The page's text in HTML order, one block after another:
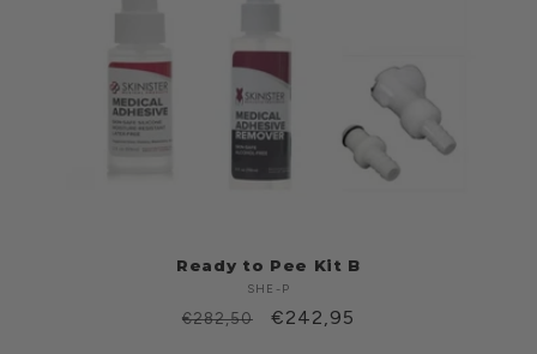
Ready to Pee Kit B
Produttore:
SHE-P
Prezzo
€282,50
Prezzo
€242,95